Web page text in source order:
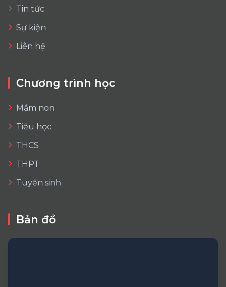
Tin tức
Sự kiện
Liên hệ
Chương trình học
Mầm non
Tiểu học
THCS
THPT
Tuyển sinh
Bản đồ